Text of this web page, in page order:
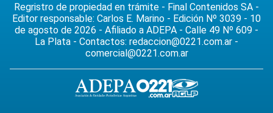
Regristro de propiedad en trámite - Final Contenidos SA -
Editor responsable: Carlos E. Marino - Edición Nº 3039 - 10
de agosto de 2026 - Afiliado a ADEPA - Calle 49 Nº 609 -
La Plata - Contactos: redaccion@0221.com.ar -
comercial@0221.com.ar